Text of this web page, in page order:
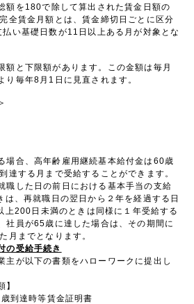
額を180で除して算出された賃金日額の
全賃金月額とは、賃金締切日ごとに区分
い基礎日数が11日以上ある月が対象とな
額と下限額があります。この金額は毎月
り毎年8月1日に見直されます。
場合、高年齢雇用継続基本給付金は60歳
達する月まで受給することができます。
職した日の前日における基本手当の支給
、再就職日の翌日から２年を経過する日
上200日未満のときは同様に１年受給する
社員が65歳に達した場合は、その期間に
月までとなります。
の受給手続き
が以下の書類をハローワークに提出し
】
到達時等賃金証明書